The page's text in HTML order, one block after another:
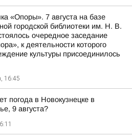
«Опоры». 7 августа на базе
городской библиотеки им. Н. В.
очередное заседание
к деятельности которого
культуры присоединилось
16:45
погода в Новокузнецке в
9 августа?